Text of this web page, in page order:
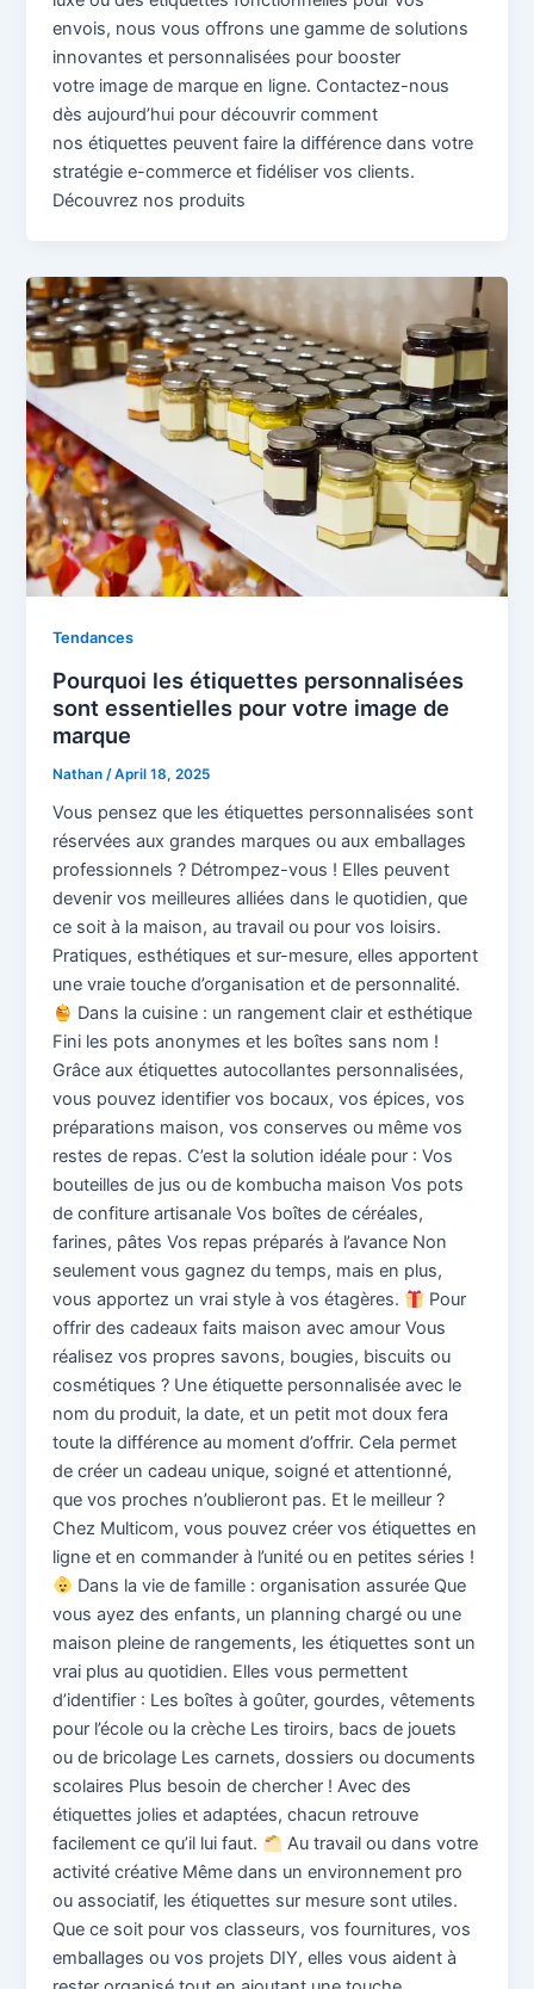
envois, nous vous offrons une gamme de solutions
innovantes et personnalisées pour booster
votre image de marque en ligne. Contactez-nous
dès aujourd’hui pour découvrir comment
nos étiquettes peuvent faire la différence dans votre
stratégie e-commerce et fidéliser vos clients.
Découvrez nos produits
Tendances
Pourquoi les étiquettes personnalisées
sont essentielles pour votre image de
marque
Nathan /April 18, 2025
Vous pensez que les étiquettes personnalisées sont
réservées aux grandes marques ou aux emballages
professionnels ? Détrompez-vous ! Elles peuvent
devenir vos meilleures alliées dans le quotidien, que
ce soit à la maison, au travail ou pour vos loisirs.
Pratiques, esthétiques et sur-mesure, elles apportent
une vraie touche d’organisation et de personnalité.
Dans la cuisine : un rangement clair et esthétique
Fini les pots anonymes et les boîtes sans nom !
Grâce aux étiquettes autocollantes personnalisées,
vous pouvez identifier vos bocaux, vos épices, vos
préparations maison, vos conserves ou même vos
restes de repas. C’est la solution idéale pour : Vos
bouteilles de jus ou de kombucha maison Vos pots
de confiture artisanale Vos boîtes de céréales,
farines, pâtes Vos repas préparés à l’avance Non
seulement vous gagnez du temps, mais en plus,
vous apportez un vrai style à vos étagères.
Pour
offrir des cadeaux faits maison avec amour Vous
réalisez vos propres savons, bougies, biscuits ou
cosmétiques ? Une étiquette personnalisée avec le
nom du produit, la date, et un petit mot doux fera
toute la différence au moment d’offrir. Cela permet
de créer un cadeau unique, soigné et attentionné,
que vos proches n’oublieront pas. Et le meilleur ?
Chez Multicom, vous pouvez créer vos étiquettes en
ligne et en commander à l’unité ou en petites séries !
Dans la vie de famille : organisation assurée Que
vous ayez des enfants, un planning chargé ou une
maison pleine de rangements, les étiquettes sont un
vrai plus au quotidien. Elles vous permettent
d’identifier : Les boîtes à goûter, gourdes, vêtements
pour l’école ou la crèche Les tiroirs, bacs de jouets
ou de bricolage Les carnets, dossiers ou documents
scolaires Plus besoin de chercher ! Avec des
étiquettes jolies et adaptées, chacun retrouve
facilement ce qu’il lui faut.
Au travail ou dans votre
activité créative Même dans un environnement pro
ou associatif, les étiquettes sur mesure sont utiles.
Que ce soit pour vos classeurs, vos fournitures, vos
emballages ou vos projets DIY, elles vous aident à